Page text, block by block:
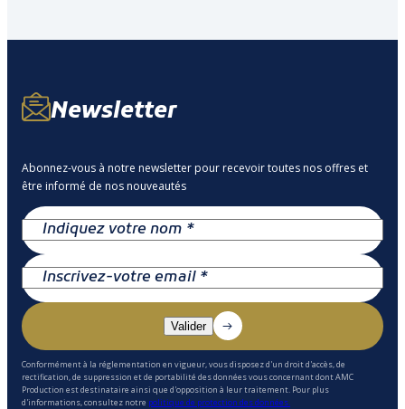
Newsletter
Abonnez-vous à notre newsletter pour recevoir toutes nos offres et
être informé de nos nouveautés
Conformément à la réglementation en vigueur, vous disposez d'un droit d'accès, de
rectification, de suppression et de portabilité des données vous concernant dont AMC
Production est destinataire ainsi que d'opposition à leur traitement. Pour plus
d'informations, consultez notre politique de protection des données.